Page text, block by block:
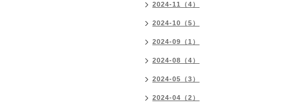
2024-11（4）
2024-10（5）
2024-09（1）
2024-08（4）
2024-05（3）
2024-04（2）